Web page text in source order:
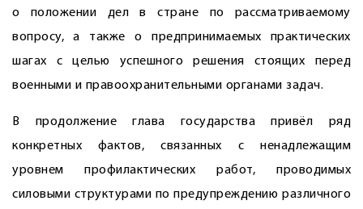
о положении дел в стране по рассматриваемому
вопросу, а также о предпринимаемых практических
шагах с целью успешного решения стоящих перед
военными и правоохранительными органами задач.
В продолжение глава государства привёл ряд
конкретных фактов, связанных с ненадлежащим
уровнем профилактических работ, проводимых
силовыми структурами по предупреждению различного